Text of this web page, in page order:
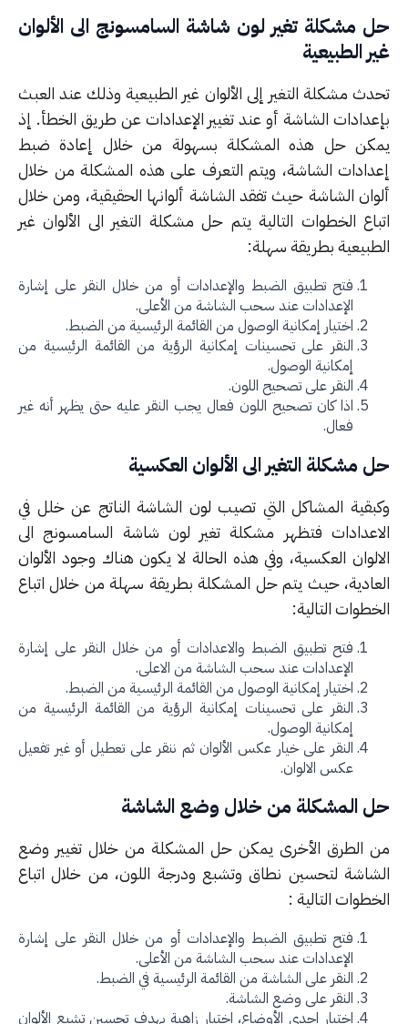
مشكلة تغير لون شاشة السامسونج الى الألوان
الطبيعية
مشكلة التغير إلى الألوان غير الطبيعية وذلك عند العبث
الشاشة أو عند تغيير الإعدادات عن طريق الخطأ. إذ
حل هذه المشكلة بسهولة من خلال إعادة ضبط
الشاشة، ويتم التعرف على هذه المشكلة من خلال
الشاشة حيث تفقد الشاشة ألوانها الحقيقية، ومن خلال
الخطوات التالية يتم حل مشكلة التغير الى الألوان غير
بطريقة سهلة:
فتح تطبيق الضبط والإعدادات أو من خلال النقر على إشارة
الإعدادات عند سحب الشاشة من الأعلى.
اختيار إمكانية الوصول من القائمة الرئيسية من الضبط.
النقر على تحسينات إمكانية الرؤية من القائمة الرئيسية من
إمكانية الوصول.
النقر على تصحيح اللون.
اذا كان تصحيح اللون فعال يجب النقر عليه حتى يظهر أنه غير
مشكلة التغير الى الألوان العكسية
المشاكل التي تصيب لون الشاشة الناتج عن خلل في
فتظهر مشكلة تغير لون شاشة السامسونج الى
العكسية، وفي هذه الحالة لا يكون هناك وجود الألوان
حيث يتم حل المشكلة بطريقة سهلة من خلال اتباع
التالية:
فتح تطبيق الضبط والاعدادات أو من خلال النقر على إشارة
الإعدادات عند سحب الشاشة من الاعلى.
اختيار إمكانية الوصول من القائمة الرئيسية من الضبط.
النقر على تحسينات إمكانية الرؤية من القائمة الرئيسية من
إمكانية الوصول.
النقر على خيار عكس الألوان ثم ننقر على تعطيل أو غير تفعيل
عكس الالوان.
المشكلة من خلال وضع الشاشة
الطرق الأخرى يمكن حل المشكلة من خلال تغيير وضع
لتحسين نطاق وتشبع ودرجة اللون، من خلال اتباع
التالية :
فتح تطبيق الضبط والإعدادات أو من خلال النقر على إشارة
الإعدادات عند سحب الشاشة من الأعلى.
النقر على الشاشة من القائمة الرئيسية في الضبط.
النقر على وضع الشاشة.
اختيار إحدى الأوضاع، اختيار زاهية بهدف تحسين تشبع الألوان